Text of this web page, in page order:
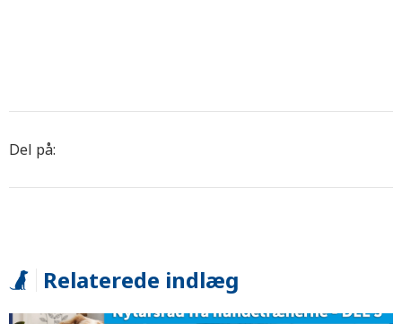
Del på:
Relaterede indlæg